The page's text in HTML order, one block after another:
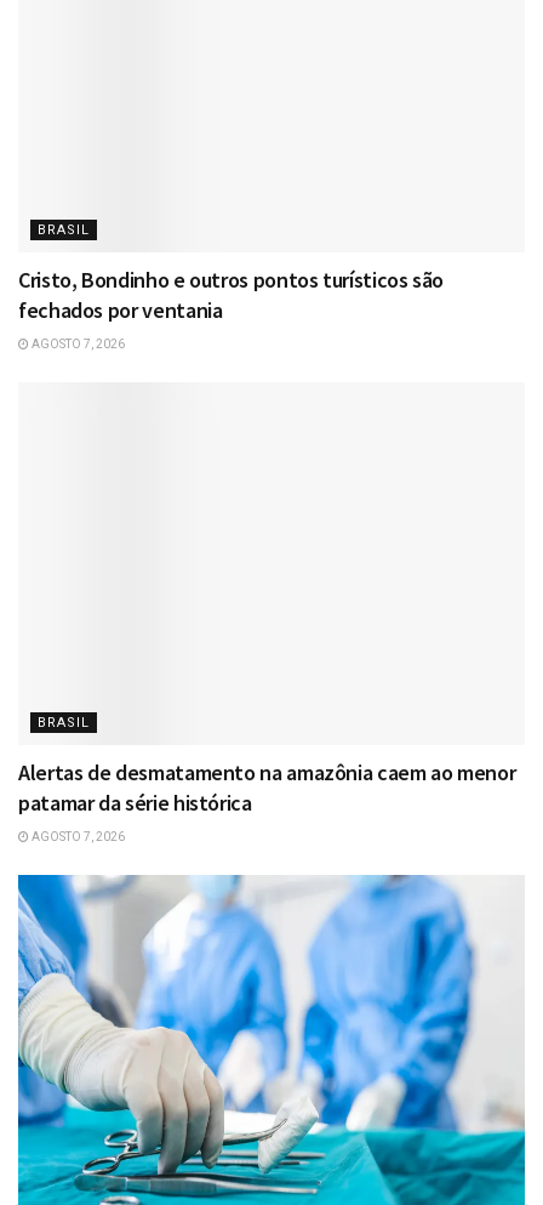
BRASIL
Cristo, Bondinho e outros pontos turísticos são
fechados por ventania
AGOSTO 7, 2026
BRASIL
Alertas de desmatamento na amazônia caem ao menor
patamar da série histórica
AGOSTO 7, 2026